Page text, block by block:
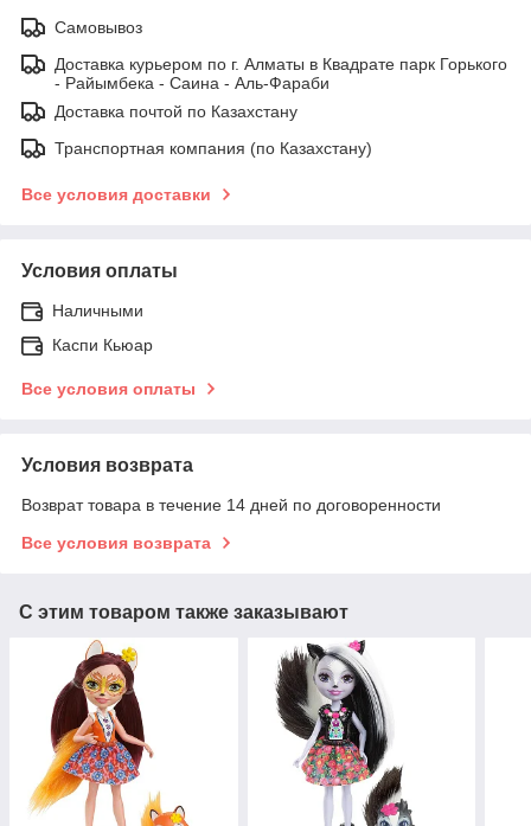
Самовывоз
Доставка курьером по г. Алматы в Квадрате парк Горького
- Райымбека - Саина - Аль-Фараби
Доставка почтой по Казахстану
Транспортная компания (по Казахстану)
Все условия доставки
Условия оплаты
Наличными
Каспи Кьюар
Все условия оплаты
Условия возврата
Возврат товара в течение 14 дней по договоренности
Все условия возврата
С этим товаром также заказывают